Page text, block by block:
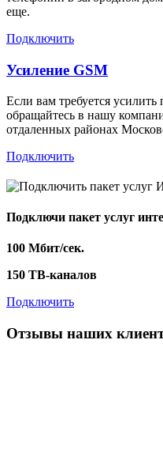
еще.
Подключить
Усиление GSM
Если вам требуется
обращайтесь в нашу
отдаленных районах
Подключить
Подключи пакет услуг
100 Мбит/сек.
150 ТВ-каналов
Подключить
Отзывы наших